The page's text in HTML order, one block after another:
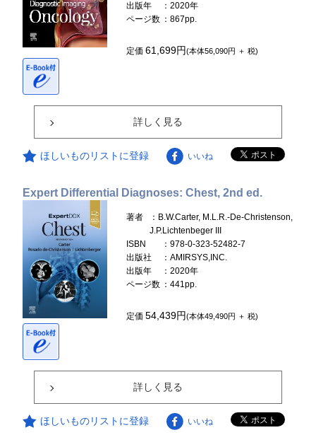
出版年
：2020年
ページ数 ：867pp.
定価61,699円(本体56,090円 ＋ 税)
詳しく見る
ほしいものリストに登録 いいね
Expert Differential Diagnoses: Chest, 2nd ed.
著者
：B.W.Carter, M.L.R.-De-Christenson,
J.P.Lichtenbeger III
ISBN
：978-0-323-52482-7
出版社
：AMIRSYS,INC.
出版年
：2020年
ページ数 ：441pp.
定価54,439円(本体49,490円 ＋ 税)
詳しく見る
ほしいものリストに登録 いいね